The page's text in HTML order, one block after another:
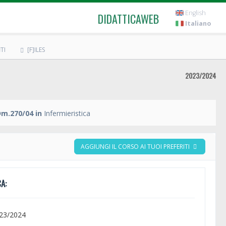
DIDATTICAWEB
English
Italiano
[F]ILES
2023/2024
04 in Infermieristica
AGGIUNGI IL CORSO AI TUOI PREFERITI
2024